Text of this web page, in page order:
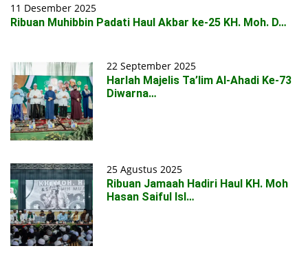
11 Desember 2025
Ribuan Muhibbin Padati Haul Akbar ke-25 KH. Moh. D…
22 September 2025
Harlah Majelis Ta’lim Al-Ahadi Ke-73
Diwarna…
25 Agustus 2025
Ribuan Jamaah Hadiri Haul KH. Moh
Hasan Saiful Isl…